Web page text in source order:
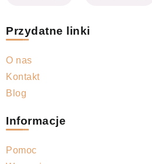
Przydatne linki
O nas
Kontakt
Blog
Informacje
Pomoc